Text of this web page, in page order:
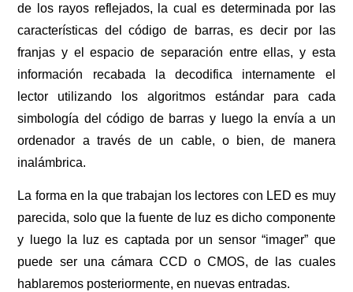
de los rayos reflejados, la cual es determinada por las
características del código de barras, es decir por las
franjas y el espacio de separación entre ellas, y esta
información recabada la decodifica internamente el
lector utilizando los algoritmos estándar para cada
simbología del código de barras y luego la envía a un
ordenador a través de un cable, o bien, de manera
inalámbrica.
La forma en la que trabajan los lectores con LED es muy
parecida, solo que la fuente de luz es dicho componente
y luego la luz es captada por un sensor “imager” que
puede ser una cámara CCD o CMOS, de las cuales
hablaremos posteriormente, en nuevas entradas.